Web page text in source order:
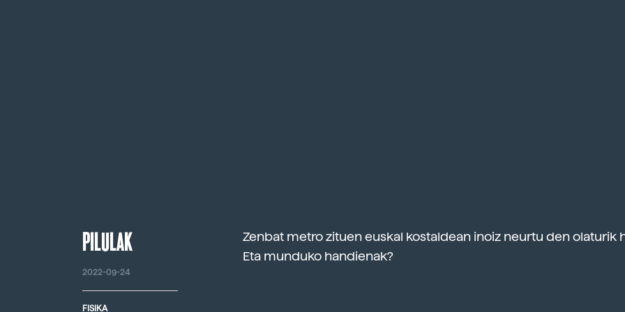
PILULAK
2022-09-24
FISIKA
Zenbat metro zituen euskal kostaldean inoiz neurtu den olaturik
Eta munduko handienak?